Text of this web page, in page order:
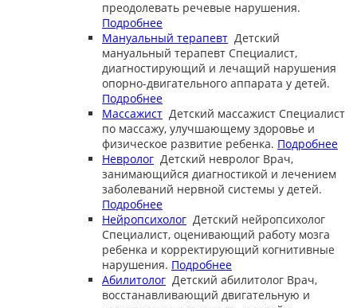
преодолевать речевые нарушения.
Подробнее
Мануальный терапевт Детский
мануальный терапевт Специалист,
диагностирующий и лечащий нарушения
опорно-двигательного аппарата у детей.
Подробнее
Массажист Детский массажист Специалист
по массажу, улучшающему здоровье и
физическое развитие ребенка. Подробнее
Невролог Детский невролог Врач,
занимающийся диагностикой и лечением
заболеваний нервной системы у детей.
Подробнее
Нейропсихолог Детский нейропсихолог
Специалист, оценивающий работу мозга
ребенка и корректирующий когнитивные
нарушения. Подробнее
Абилитолог Детский абилитолог Врач,
восстанавливающий двигательную и